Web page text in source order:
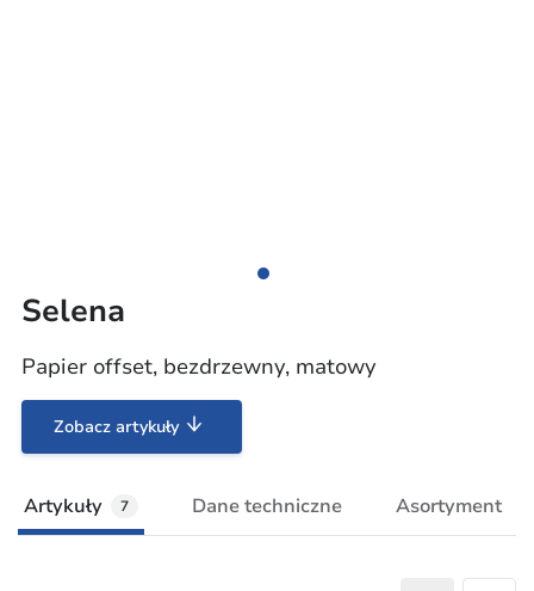
Selena
Papier offset, bezdrzewny, matowy
Zobacz artykuły
Artykuły 7 Dane techniczne Asortyment